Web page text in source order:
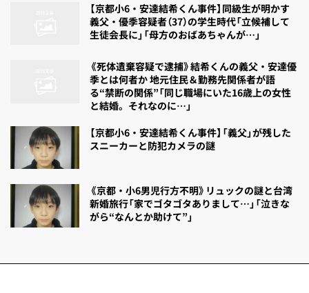
【京都小6・安達結希くん事件】同級生が明かす
義父・優季容疑者（37）の学生時代「立候補して
生徒会長に」「母方のおばあちゃんが…」
《死体遺棄容疑で逮捕》結希くんの義父・安達優
季とは何者か 地元住民＆勤務先関係者が語
る“禁断の関係”「同じ職場にいた16歳上の女性
と結婚。それなのに…」
【京都小6・安達結希くん事件】「義父」が残した
スニーカーと防犯カメラの謎
《京都・小6男児行方不明》リュックの謎と台湾
新婚旅行「家でゴタゴタありまして…」「泣きな
がら“なんとか助けて”」